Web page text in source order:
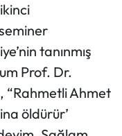
tanınmış
Prof. Dr.
“Rahmetli Ahmet
öldürür’